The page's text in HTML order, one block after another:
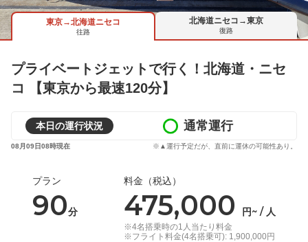
東京→北海道ニセコ
往路
北海道ニセコ→東京
復路
プライベートジェットで行く！北海道・ニセ
コ 【東京から最速120分】
本日の運行状況 通常運行
08月09日08時現在 ※▲運行予定だが、直前に運休の可能性あり。
プラン
90分
料金（税込）
475,000 円~ / 人
※4名搭乗時の1人当たり料金
※フライト料金(4名搭乗可): 1,900,000円